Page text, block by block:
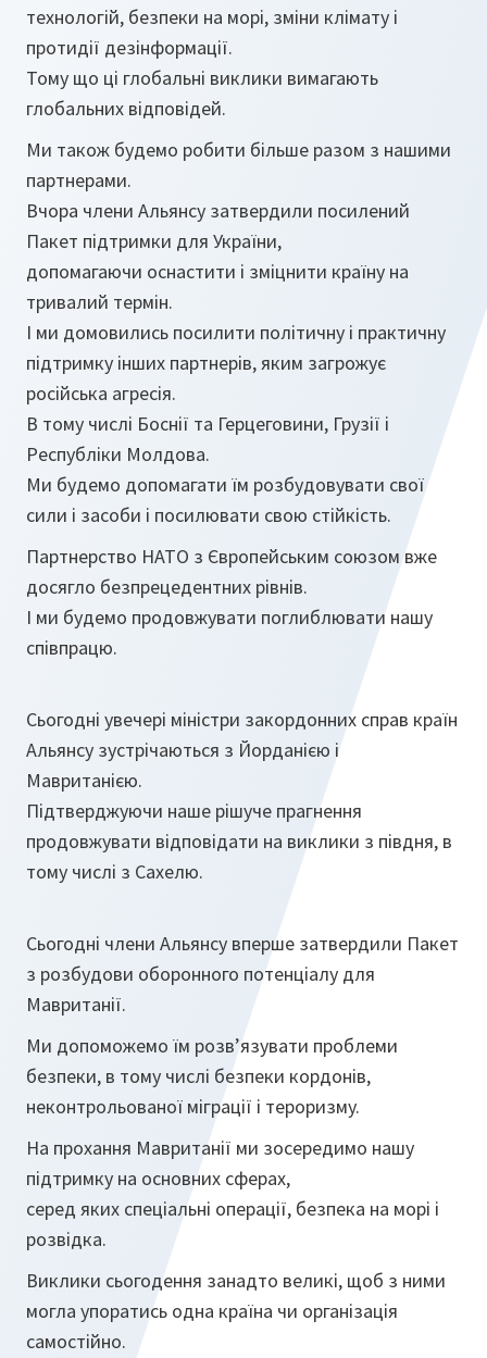
технологій, безпеки на морі, зміни клімату і
протидії дезінформації.
Тому що ці глобальні виклики вимагають
глобальних відповідей.
Ми також будемо робити більше разом з нашими
партнерами.
Вчора члени Альянсу затвердили посилений
Пакет підтримки для України,
допомагаючи оснастити і зміцнити країну на
тривалий термін.
І ми домовились посилити політичну і практичну
підтримку інших партнерів, яким загрожує
російська агресія.
В тому числі Боснії та Герцеговини, Грузії і
Республіки Молдова.
Ми будемо допомагати їм розбудовувати свої
сили і засоби і посилювати свою стійкість.
Партнерство НАТО з Європейським союзом вже
досягло безпрецедентних рівнів.
І ми будемо продовжувати поглиблювати нашу
співпрацю.
Сьогодні увечері міністри закордонних справ країн
Альянсу зустрічаються з Йорданією і
Мавританією.
Підтверджуючи наше рішуче прагнення
продовжувати відповідати на виклики з півдня, в
тому числі з Сахелю.
Сьогодні члени Альянсу вперше затвердили Пакет
з розбудови оборонного потенціалу для
Мавританії.
Ми допоможемо їм розв’язувати проблеми
безпеки, в тому числі безпеки кордонів,
неконтрольованої міграції і тероризму.
На прохання Мавританії ми зосередимо нашу
підтримку на основних сферах,
серед яких спеціальні операції, безпека на морі і
розвідка.
Виклики сьогодення занадто великі, щоб з ними
могла упоратись одна країна чи організація
самостійно.